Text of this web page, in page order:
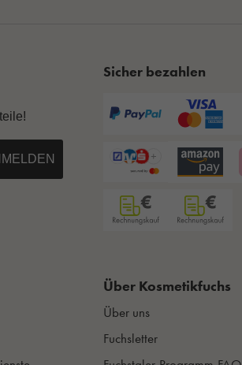
Sicher bezahlen
Über Kosmetikfuchs
Über uns
Fuchsletter